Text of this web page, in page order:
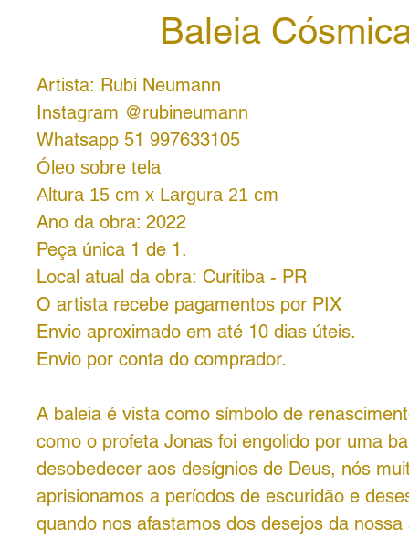
Baleia
Artista: Rubi Neumann
Instagram @rubineumann
Whatsapp 51 997633105
Óleo sobre tela
Altura 15 cm x Largura 21 cm
Ano da obra: 2022
Peça única 1 de 1.
Local atual da obra: Curitiba - PR
O artista recebe pagamentos por PIX
Envio aproximado em até 10 dias úteis.
Envio por conta do comprador.
A baleia é vista como símbolo de
como o profeta Jonas foi engolido por uma
desobedecer aos desígnios de Deus, nós
aprisionamos a períodos de escuridão e
quando nos afastamos dos desejos da